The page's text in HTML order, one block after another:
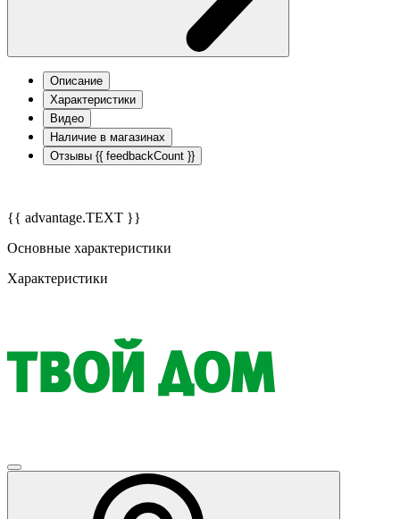
Описание
Характеристики
Видео
Наличие в магазинах
Отзывы {{ feedbackCount }}
{{ advantage.TEXT }}
Основные характеристики
Характеристики